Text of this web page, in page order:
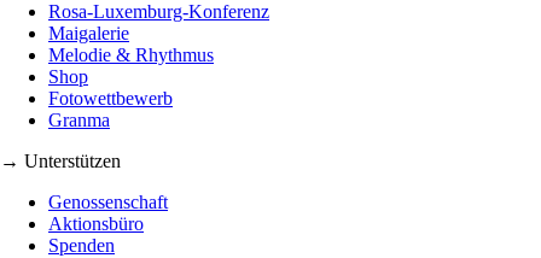
Rosa-Luxemburg-Konferenz
Maigalerie
Melodie & Rhythmus
Shop
Fotowettbewerb
Granma
→ Unterstützen
Genossenschaft
Aktionsbüro
Spenden